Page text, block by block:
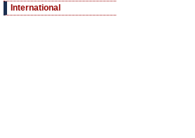
International